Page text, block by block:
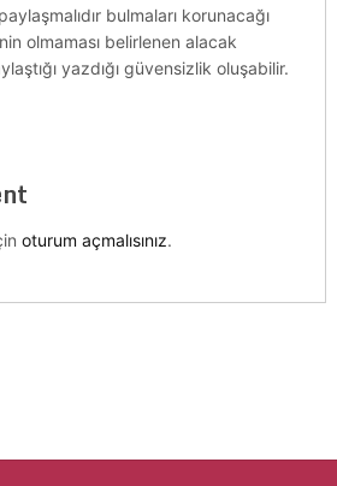
bulmaları korunacağı
olmaması belirlenen alacak
yazdığı güvensizlik oluşabilir.
oturum açmalısınız.